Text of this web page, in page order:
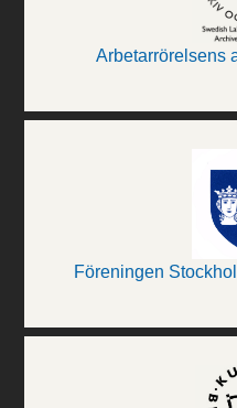
Arbetarrörelsens
Föreningen